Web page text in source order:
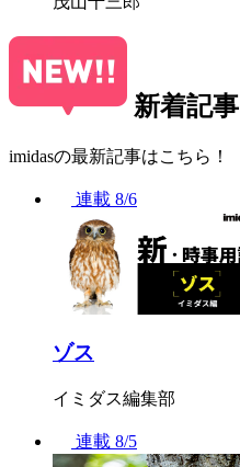
新着記事
imidasの最新記事はこちら！
連載 8/6
ゾス
イミダス編集部
連載 8/5